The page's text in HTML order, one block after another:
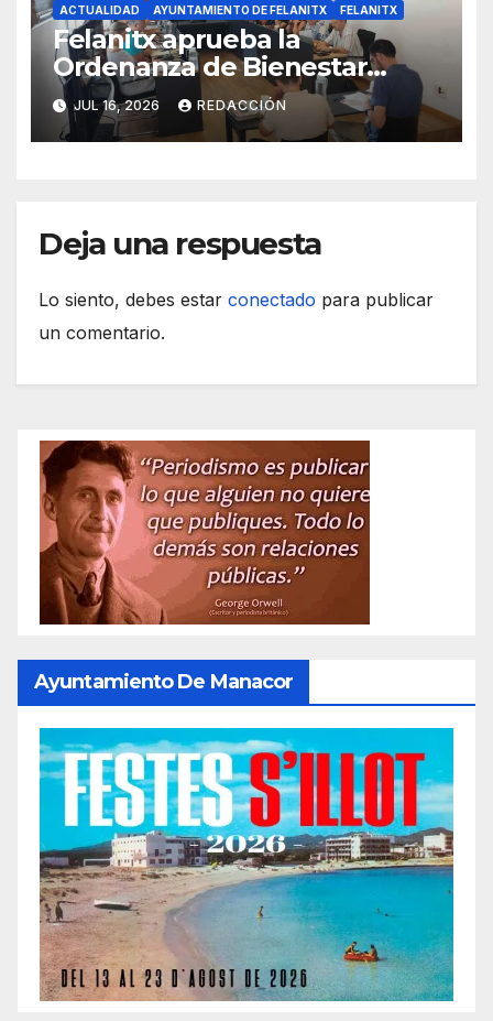
ACTUALIDAD AYUNTAMIENTO DE FELANITX FELANITX
Felanitx aprueba la
Ordenanza de Bienestar
Animal para garantizar la
convivencia y el buen trato
JUL 16, 2026 REDACCIÓN
Deja una respuesta
Lo siento, debes estar conectado para publicar
un comentario.
Ayuntamiento De Manacor